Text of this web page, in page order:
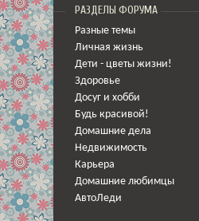
РАЗДЕЛЫ ФОРУМА
Разные темы
Личная жизнь
Дети - цветы жизни!
Здоровье
Досуг и хобби
Будь красивой!
Домашние дела
Недвижимость
Карьера
Домашние любимцы
АвтоЛеди